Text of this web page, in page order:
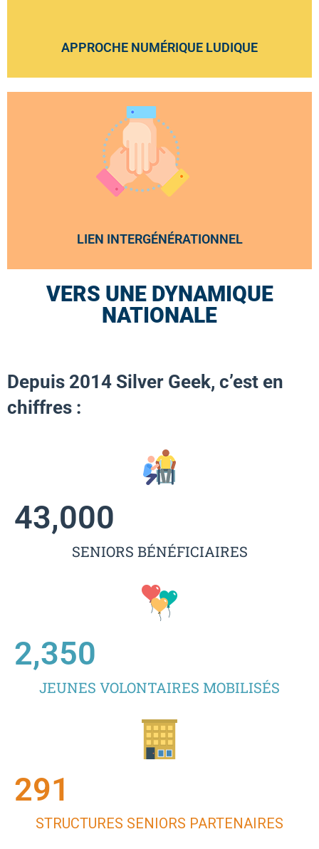
APPROCHE NUMÉRIQUE LUDIQUE
LIEN INTERGÉNÉRATIONNEL
VERS UNE DYNAMIQUE
NATIONALE
Depuis 2014 Silver Geek, c’est en
chiffres :
SENIORS BÉNÉFICIAIRES
43,000
JEUNES VOLONTAIRES MOBILISÉS
2,350
STRUCTURES SENIORS PARTENAIRES
291